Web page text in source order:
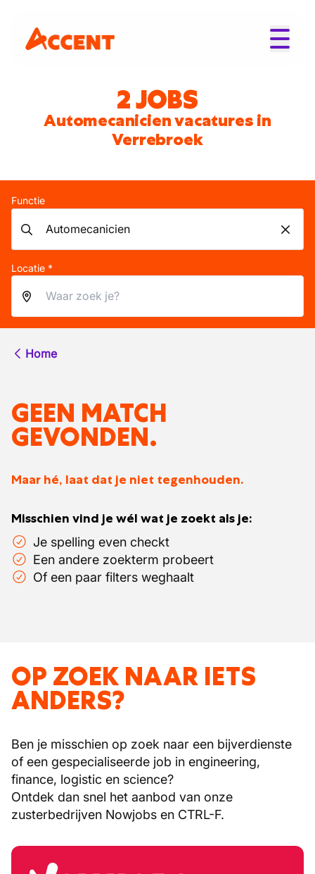
2 JOBS
Automecanicien vacatures in
Verrebroek
Functie
Locatie *
Home
GEEN MATCH
GEVONDEN.
Maar hé, laat dat je niet tegenhouden.
Misschien vind je wél wat je zoekt als je:
Je spelling even checkt
Een andere zoekterm probeert
Of een paar filters weghaalt
OP ZOEK NAAR IETS
ANDERS?
Ben je misschien op zoek naar een bijverdienste
of een gespecialiseerde job in engineering,
finance, logistic en science?
Ontdek dan snel het aanbod van onze
zusterbedrijven Nowjobs en CTRL-F.